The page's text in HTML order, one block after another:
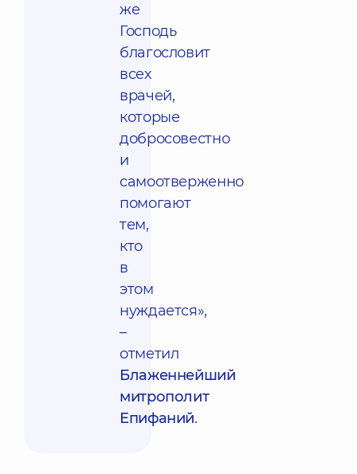
же
Господь
благословит
всех
врачей,
которые
добросовестно
и
самоотверженно
помогают
тем,
кто
в
этом
нуждается»,
–
отметил
Блаженнейший
митрополит
Епифаний.